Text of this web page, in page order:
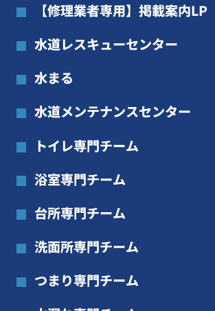
【修理業者専用】掲載案内LP
水道レスキューセンター
水まる
水道メンテナンスセンター
トイレ専門チーム
浴室専門チーム
台所専門チーム
洗面所専門チーム
つまり専門チーム